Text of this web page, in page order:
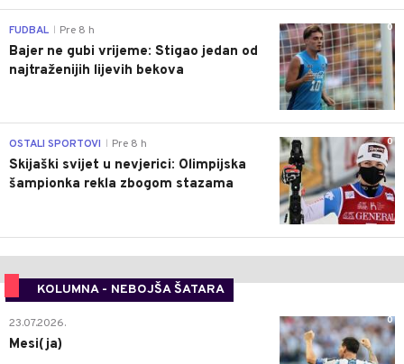
0
FUDBAL Pre 8 h
Bajer ne gubi vrijeme: Stigao jedan od
najtraženijih lijevih bekova
0
OSTALI SPORTOVI Pre 8 h
Skijaški svijet u nevjerici: Olimpijska
šampionka rekla zbogom stazama
KOLUMNA - NEBOJŠA ŠATARA
0
23.07.2026.
Mesi(ja)